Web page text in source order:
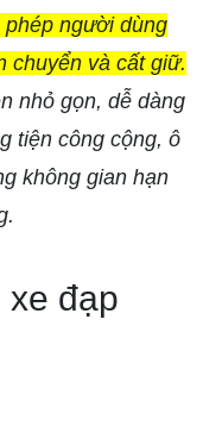
người dùng
chuyển và cất giữ.
nhỏ gọn, dễ dàng
tiện công cộng, ô
không gian hạn
xe đạp